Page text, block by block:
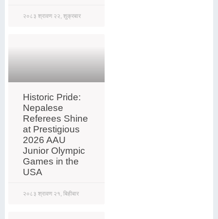
२०८३ श्रावण २२, शुक्रबार
Historic Pride:
Nepalese
Referees Shine
at Prestigious
2026 AAU
Junior Olympic
Games in the
USA
२०८३ श्रावण २१, बिहीबार